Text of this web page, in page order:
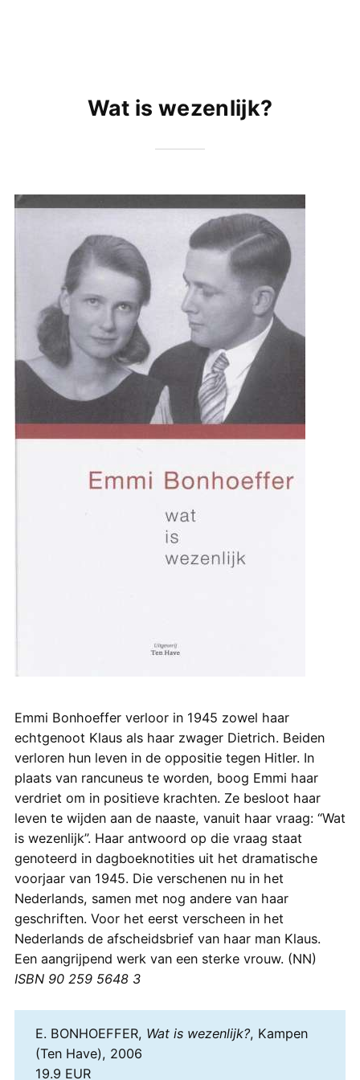
Wat is wezenlijk?
Emmi Bonhoeffer verloor in 1945 zowel haar
echtgenoot Klaus als haar zwager Dietrich. Beiden
verloren hun leven in de oppositie tegen Hitler. In
plaats van rancuneus te worden, boog Emmi haar
verdriet om in positieve krachten. Ze besloot haar
leven te wijden aan de naaste, vanuit haar vraag: “Wat
is wezenlijk”. Haar antwoord op die vraag staat
genoteerd in dagboeknotities uit het dramatische
voorjaar van 1945. Die verschenen nu in het
Nederlands, samen met nog andere van haar
geschriften. Voor het eerst verscheen in het
Nederlands de afscheidsbrief van haar man Klaus.
Een aangrijpend werk van een sterke vrouw. (NN)
ISBN 90 259 5648 3
E. BONHOEFFER, Wat is wezenlijk?, Kampen
(Ten Have), 2006
19.9 EUR